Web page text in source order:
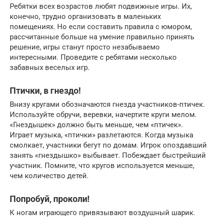
Ребятки всех возрастов любят подвижные игры. Их,
конечно, трудно организовать в маленьких
помещениях. Но если составить правила с юмором,
рассчитанные больше на умение правильно принять
решение, игры станут просто незабываемо
интересными. Проведите с ребятами несколько
забавных веселых игр.
Птички, в гнездо!
Внизу кругами обозначаются гнезда участников-птичек.
Используйте обручи, веревки, начертите круги мелом.
«Гнездышек» должно быть меньше, чем «птичек».
Играет музыка, «птички» разлетаются. Когда музыка
смолкает, участники бегут по домам. Игрок опоздавший
занять «гнездышко» выбывает. Побеждает быстрейший
участник. Помните, что кругов используется меньше,
чем количество детей.
Попробуй, проколи!
К ногам играющего привязывают воздушный шарик.